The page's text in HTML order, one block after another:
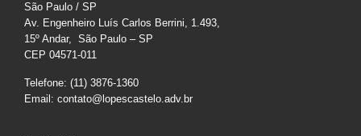
São Paulo / SP
Av. Engenheiro Luís Carlos Berrini, 1.493,
15º Andar, São Paulo – SP
CEP 04571-011
Telefone: (11) 3876-1360
Email: contato@lopescastelo.adv.br